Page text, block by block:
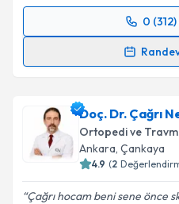
0
Randevu Takvimi
için bir takvim
bilgilendireceğiz.
E-posta Adresiniz
Doç. Dr. Çağrı
Ortopedi ve
Ankara, Çankaya
4.9 (2
Çağrı hocam beni sene önce